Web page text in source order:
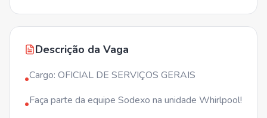
Descrição da Vaga
•Cargo: OFICIAL DE SERVIÇOS GERAIS
•Faça parte da equipe Sodexo na unidade Whirlpool!